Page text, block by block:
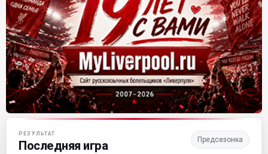
Матч-центр «Ливерпуля»
РЕЗУЛЬТАТ
Последняя игра Предсезонка